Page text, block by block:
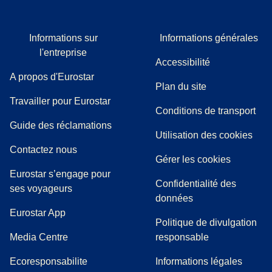
le ratio de la DGAC (direction générale de l’aviation civile)
de 22 %. Les effets supplémentaires non liés au CO₂
(traînées de condensation et cirrus) ne sont pas pris en
compte. Plus d’informations sur eurostar.com.
Calculs tirés d'une étude indépendante réalisée par
EcoRes SCRL en juillet 2023. Pour en savoir plus, rendez-
vous sur notre page concernant l’
Informations sur
l'entreprise
A propos d'Eurostar
Travailler pour Eurostar
Guide des réclamations((
Contactez nous
Eurostar s’engage pour
ses voyageurs
Eurostar App
Media Centre( Ouvre un nouvel onglet)
Ecoresponsabilite
Informations générales
Accessibilité
Plan du site
Conditions de transport
Utilisation des cookies
Gérer les cookies
Confidentialité des
données
Politique de divulgation
responsable
Informations légales